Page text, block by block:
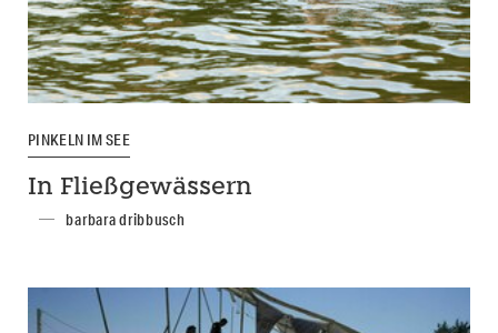
PINKELN IM SEE
In Fließgewässern
barbara dribbusch